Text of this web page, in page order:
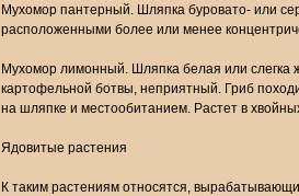
Мухомор пантерный. Шляпка буровато- или
расположенными более или менее
Мухомор лимонный. Шляпка белая или слегка
картофельной ботвы, неприятный. Гриб
на шляпке и местообитанием. Растет в
Ядовитые растения
К таким растениям относятся,